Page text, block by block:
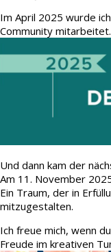
Im April 2025 wurde
Community
Und dann kam der
Am 11. November
Ein Traum, der in
mitzugestalten.
Ich freue mich, wenn
Freude im kreativen